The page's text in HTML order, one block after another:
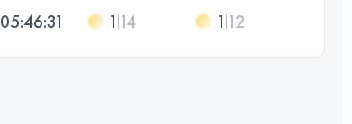
05:46:31 1 14 1 12